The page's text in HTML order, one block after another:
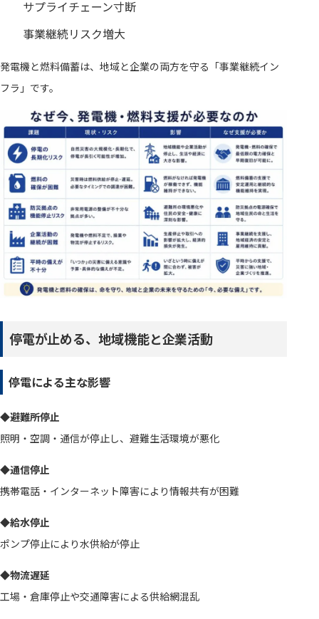
サプライチェーン寸断
事業継続リスク増大
発電機と燃料備蓄は、地域と企業の両方を守る「事業継続イン
フラ」です。
停電が止める、地域機能と企業活動
停電による主な影響
◆避難所停止
照明・空調・通信が停止し、避難生活環境が悪化
◆通信停止
携帯電話・インターネット障害により情報共有が困難
◆給水停止
ポンプ停止により水供給が停止
◆物流遅延
工場・倉庫停止や交通障害による供給網混乱